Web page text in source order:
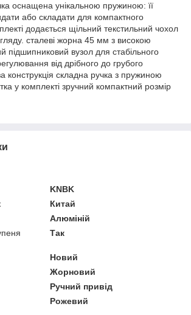
оснащена унікальною пружиною: її
або складати для компактного
додається щільний текстильний чохол
сталеві жорна 45 мм з високою
підшипниковий вузол для стабільного
від дрібного до грубого
конструкція складна ручка з пружиною
у комплекті зручний компактний розмір
KNBK
Китай
Алюміній
Так
Новий
Жорновий
Ручний привід
Рожевий